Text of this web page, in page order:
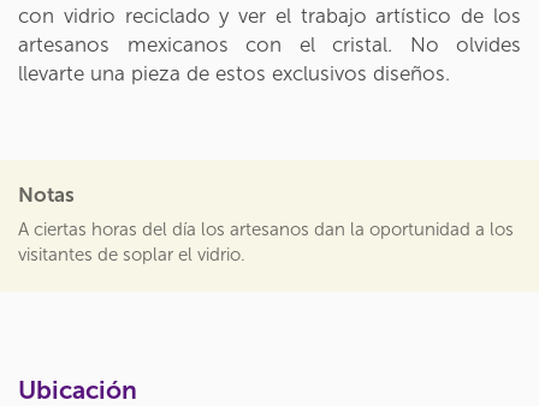
con vidrio reciclado y ver el trabajo artístico de los
artesanos mexicanos con el cristal. No olvides
llevarte una pieza de estos exclusivos diseños.
Notas
A ciertas horas del día los artesanos dan la oportunidad a los
visitantes de soplar el vidrio.
Ubicación